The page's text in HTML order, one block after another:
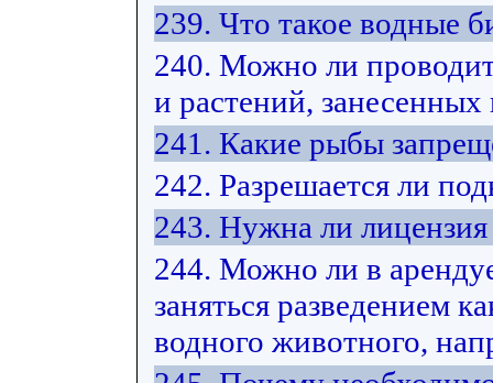
239. Что такое водные
240. Можно ли
и растений,
241. Какие рыбы
242. Разрешается ли
243. Нужна ли
244. Можно ли в
заняться разведением
водного животного,